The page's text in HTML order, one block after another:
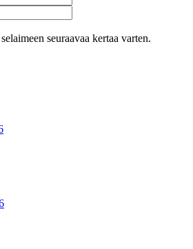
seuraavaa kertaa varten.